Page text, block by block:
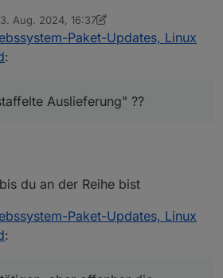
Tips bin ich jetzt immerhin auf 3
runter.
ich mich in ioBroker in den Admin
abschalten :(
Tip, wie ich auch die letzten 3
Aug. 2024, 16:37
von Homoran
Paket-Updates, Linux
:
Auslieferung" ??
du an der Reihe bist
Paket-Updates, Linux
: